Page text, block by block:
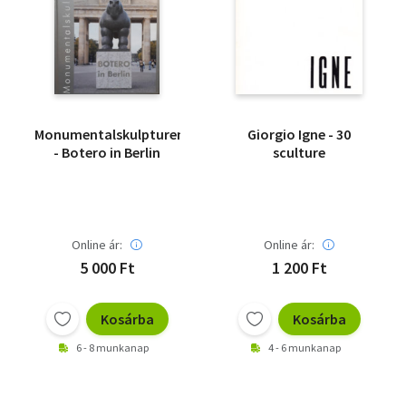
Monumentalskulpturen
- Botero in Berlin
Online ár:
5 000 Ft
Kosárba
6 - 8 munkanap
Giorgio Igne - 30
sculture
Online ár:
1 200 Ft
Kosárba
4 - 6 munkanap